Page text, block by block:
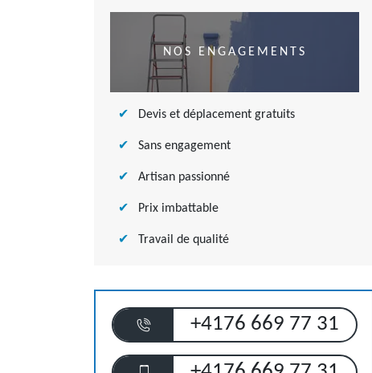
NOS ENGAGEMENTS
Devis et déplacement gratuits
Sans engagement
Artisan passionné
Prix imbattable
Travail de qualité
+4176 669 77 31